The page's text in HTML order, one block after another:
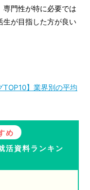
門性が特に必要では
生が目指した方が良い
TOP10】業界別の平均
め
活資料ランキン